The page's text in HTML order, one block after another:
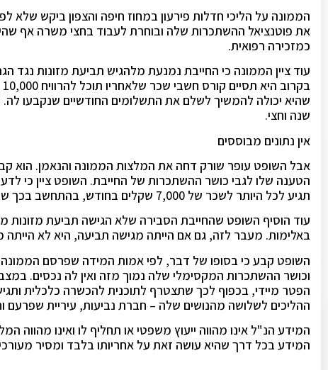
הממונה על הליכי חדלות פירעון במחוז חיפה והצפון ביקש
את פוטנציאל ההשתכרות שלה ובוחרת לעבוד בחצי משרה אף
כמזכירה רפואית.
עוד ציין הממונה כי החייבת נמנעת מלהגיש תביעת מזונות נגד
שהיא יכולה להמשיך לשלם את התשלומים החודשיים שנקבעו
שנה וחצי.
אין נתונים מבוססים
אבל השופט עופר שורק דחה את המלצות הממונה והנאמן. הוא
הטענה שלו לגבי כושר ההשתכרות של החייבת. השופט ציין כי
תגיע לכל היותר לשכר של 7,000 שקלים בחודש, בהתחשב בכך שהיא מגדלת לבד ארבעה ילדים קטנים.
עוד הוסיף השופט שהחייבת הסבירה שלא הגישה תביעת מזונות
באלימות. מעבר לזה, גם אם הייתה מגישה תביעה, היא לא
וכושר ההשתכרות המקסימלי שלה נמוך מזה ואין לה נכסים.
הפטר מיידי, בכפוף לכך שתצטרף לתוכנית להכשרה כלכלית
ההליכים לשלושה מהנושים שלה – חברת נביעות, עיריית
המידע הנ"ל אינו מהווה ייעוץ משפטי או תחליף לו ואינו
המידע בכל דרך שהיא עושה זאת על אחריותו בלבד ומסיר